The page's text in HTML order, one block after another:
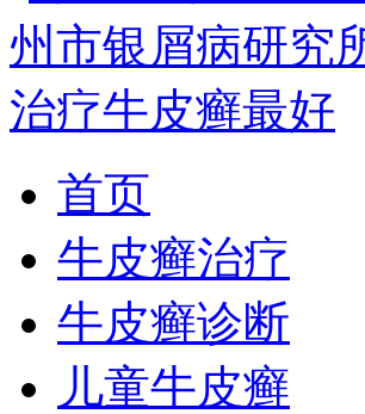
首页
牛皮癣治疗
牛皮癣诊断
儿童牛皮癣